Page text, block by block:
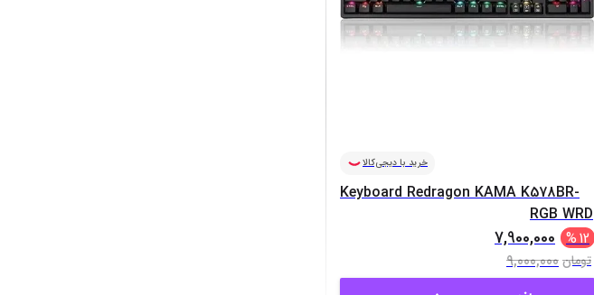
خرید با دیجی‌کالا
Keyboard Redragon KAMA K578BR-
RGB WRD
7,900,000 %12
9,000,000تومان